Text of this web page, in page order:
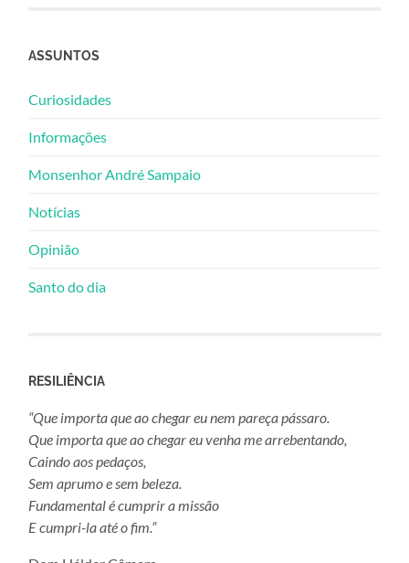
ASSUNTOS
Curiosidades
Informações
Monsenhor André Sampaio
Notícias
Opinião
Santo do dia
RESILIÊNCIA
“Que importa que ao chegar eu nem pareça pássaro.
Que importa que ao chegar eu venha me arrebentando,
Caindo aos pedaços,
Sem aprumo e sem beleza.
Fundamental é cumprir a missão
E cumpri-la até o fim.”